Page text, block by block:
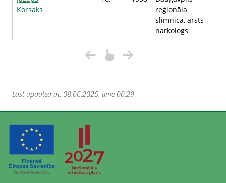
Korsaks
reģionāla
slimnica, ārsts
narkologs
Last updated at: 08.06.2025. time 00:29